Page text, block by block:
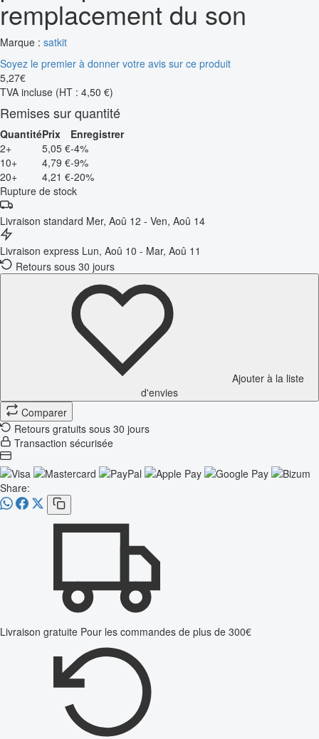
remplacement du son
Marque : satkit
Soyez le premier à donner votre avis sur ce produit
5,27€
TVA incluse (HT : 4,50 €)
Remises sur quantité
QuantitéPrix
Enregistrer
2+
5,05 €-4%
10+
4,79 €-9%
20+
4,21 €-20%
Rupture de stock
Livraison standard Mer, Aoû 12 - Ven, Aoû 14
Livraison express Lun, Aoû 10 - Mar, Aoû 11
Retours sous 30 jours
Ajouter à la liste
d'envies
Comparer
Retours gratuits sous 30 jours
Transaction sécurisée
Share:
Livraison gratuite Pour les commandes de plus de 300€